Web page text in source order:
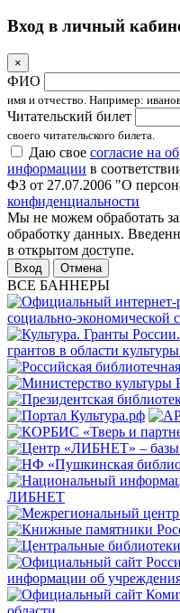
Вход в личный
×
ФИО
имя и отчество. Например:
Читательский билет
своего читательского билета.
Даю свое согласие на
информации в
ФЗ от 27.07.2006 "О
конфиденциальности
Мы не можем обработать
обработку данных.
в открытом доступе.
Отмена
ВСЕ БАННЕРЫ